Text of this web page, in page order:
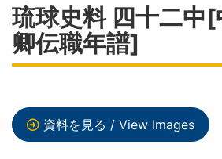
琉球史料 四十二中
卿伝職年譜]
資料を見る / View Images